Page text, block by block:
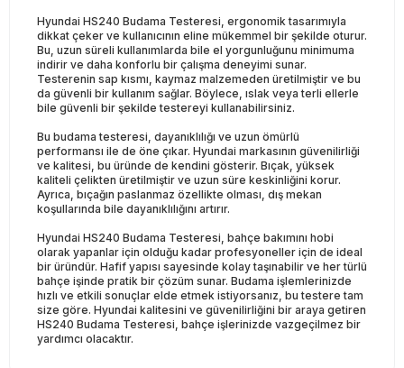
Hyundai HS240 Budama Testeresi, ergonomik tasarımıyla
dikkat çeker ve kullanıcının eline mükemmel bir şekilde oturur.
Bu, uzun süreli kullanımlarda bile el yorgunluğunu minimuma
indirir ve daha konforlu bir çalışma deneyimi sunar.
Testerenin sap kısmı, kaymaz malzemeden üretilmiştir ve bu
da güvenli bir kullanım sağlar. Böylece, ıslak veya terli ellerle
bile güvenli bir şekilde testereyi kullanabilirsiniz.
Bu budama testeresi, dayanıklılığı ve uzun ömürlü
performansı ile de öne çıkar. Hyundai markasının güvenilirliği
ve kalitesi, bu üründe de kendini gösterir. Bıçak, yüksek
kaliteli çelikten üretilmiştir ve uzun süre keskinliğini korur.
Ayrıca, bıçağın paslanmaz özellikte olması, dış mekan
koşullarında bile dayanıklılığını artırır.
Hyundai HS240 Budama Testeresi, bahçe bakımını hobi
olarak yapanlar için olduğu kadar profesyoneller için de ideal
bir üründür. Hafif yapısı sayesinde kolay taşınabilir ve her türlü
bahçe işinde pratik bir çözüm sunar. Budama işlemlerinizde
hızlı ve etkili sonuçlar elde etmek istiyorsanız, bu testere tam
size göre. Hyundai kalitesini ve güvenilirliğini bir araya getiren
HS240 Budama Testeresi, bahçe işlerinizde vazgeçilmez bir
yardımcı olacaktır.